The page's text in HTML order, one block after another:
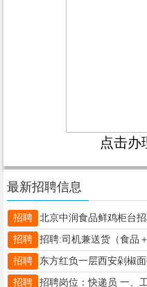
点击办
最新招聘信息
招聘
招聘
招聘
招聘